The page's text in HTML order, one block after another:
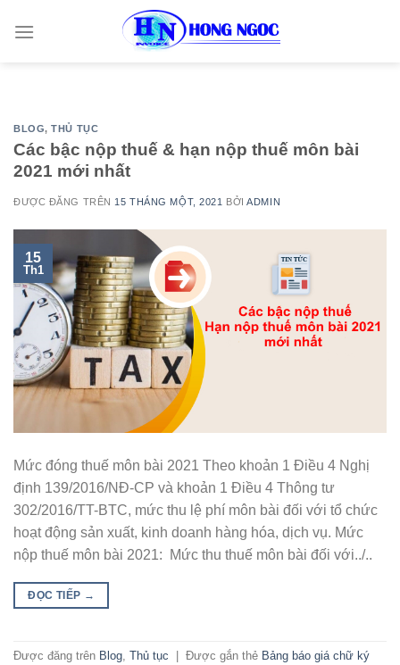
BLOG,THỦ TỤC
Các bậc nộp thuế & hạn nộp thuế môn bài
2021 mới nhất
ĐƯỢC ĐĂNG TRÊN 15 THÁNG MỘT, 2021 BỞIADMIN
15
Th1
Mức đóng thuế môn bài 2021 Theo khoản 1 Điều 4 Nghị
định 139/2016/NĐ-CP và khoản 1 Điều 4 Thông tư
302/2016/TT-BTC, mức thu lệ phí môn bài đối với tổ chức
hoạt động sản xuất, kinh doanh hàng hóa, dịch vụ. Mức
nộp thuế môn bài 2021: Mức thu thuế môn bài đối với../..
ĐỌC TIẾP →
Được đăng trên Blog Thủ tục Được gắn thẻ Bảng báo giá chữ ký